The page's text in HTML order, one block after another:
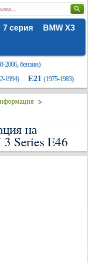
7 серия
BMW X3
2006, бензин)
1994) E21 (1975-1983)
на
Series E46